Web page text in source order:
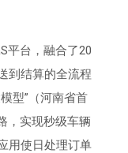
平台，融合了20
到结算的全流程
型”（河南省首
，实现秒级车辆
用使日处理订单